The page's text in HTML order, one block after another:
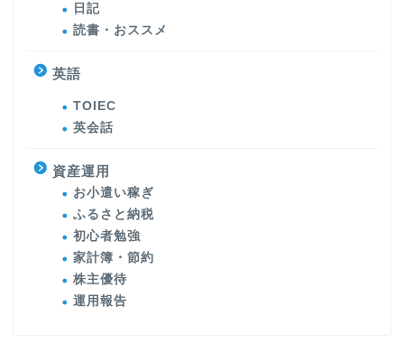
日記
読書・おススメ
英語
TOIEC
英会話
資産運用
お小遣い稼ぎ
ふるさと納税
初心者勉強
家計簿・節約
株主優待
運用報告